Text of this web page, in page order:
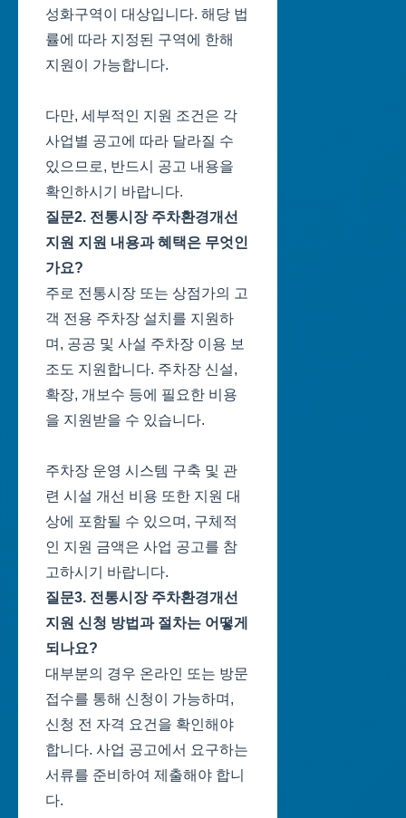
성화구역이 대상입니다. 해당 법
률에 따라 지정된 구역에 한해
지원이 가능합니다.
다만, 세부적인 지원 조건은 각
사업별 공고에 따라 달라질 수
있으므로, 반드시 공고 내용을
확인하시기 바랍니다.
질문2. 전통시장 주차환경개선
지원 지원 내용과 혜택은 무엇인
가요?
주로 전통시장 또는 상점가의 고
객 전용 주차장 설치를 지원하
며, 공공 및 사설 주차장 이용 보
조도 지원합니다. 주차장 신설,
확장, 개보수 등에 필요한 비용
을 지원받을 수 있습니다.
주차장 운영 시스템 구축 및 관
련 시설 개선 비용 또한 지원 대
상에 포함될 수 있으며, 구체적
인 지원 금액은 사업 공고를 참
고하시기 바랍니다.
질문3. 전통시장 주차환경개선
지원 신청 방법과 절차는 어떻게
되나요?
대부분의 경우 온라인 또는 방문
접수를 통해 신청이 가능하며,
신청 전 자격 요건을 확인해야
합니다. 사업 공고에서 요구하는
서류를 준비하여 제출해야 합니
다.